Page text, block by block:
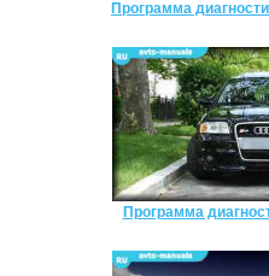
Программа
Программа